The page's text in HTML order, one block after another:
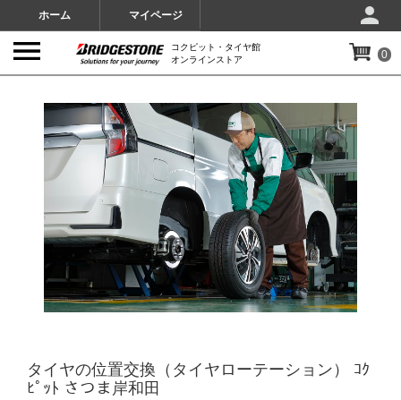
ホーム マイページ
コクピット・タイヤ館
オンラインストア
0
タイヤの位置交換（タイヤローテーション） ｺｸ
ﾋﾟｯﾄ さつま岸和田